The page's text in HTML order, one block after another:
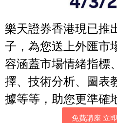
樂天證券香港現已推
子，為您送上外匯市
容涵蓋市場情緒指標
擇、技術分析、圖表
據等等，助您更準確
免費講座 立